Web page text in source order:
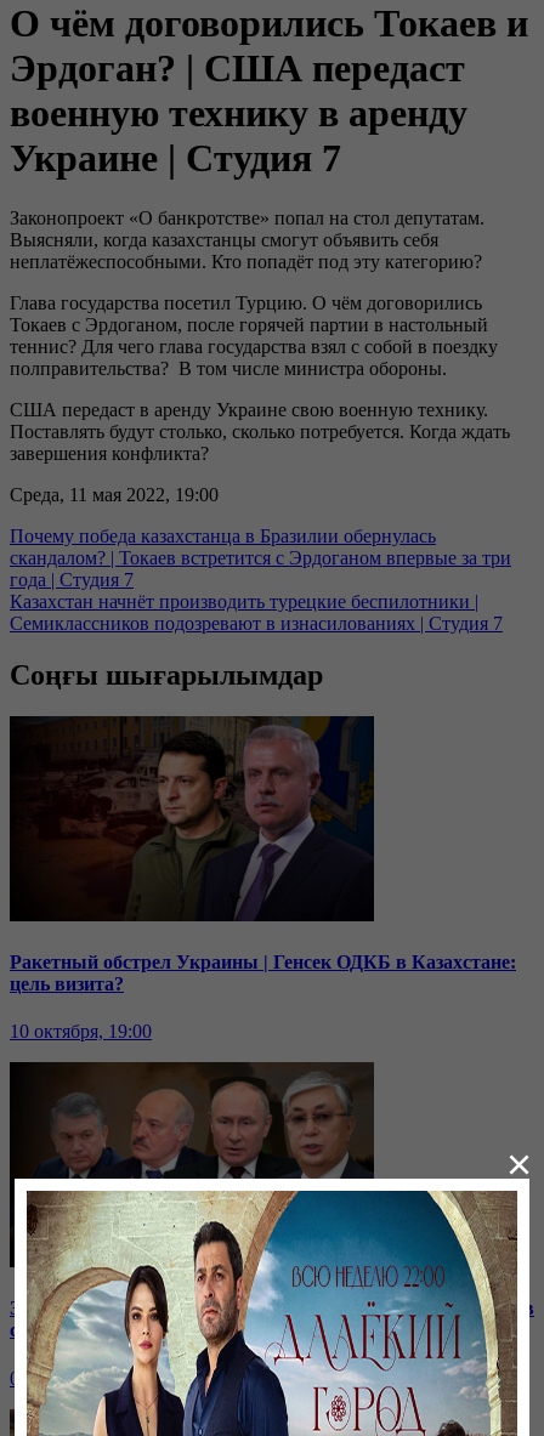
О чём договорились Токаев и
Эрдоган? | США передаст
военную технику в аренду
Украине | Студия 7
Законопроект «О банкротстве» попал на стол депутатам.
Выясняли, когда казахстанцы смогут объявить себя
неплатёжеспособными. Кто попадёт под эту категорию?
Глава государства посетил Турцию. О чём договорились
Токаев с Эрдоганом, после горячей партии в настольный
теннис? Для чего глава государства взял с собой в поездку
полправительства? В том числе министра обороны.
США передаст в аренду Украине свою военную технику.
Поставлять будут столько, сколько потребуется. Когда ждать
завершения конфликта?
Среда, 11 мая 2022, 19:00
Почему победа казахстанца в Бразилии обернулась
скандалом? | Токаев встретится с Эрдоганом впервые за три
года | Студия 7
Казахстан начнёт производить турецкие беспилотники |
Семиклассников подозревают в изнасилованиях | Студия 7
Соңғы шығарылымдар
Ракетный обстрел Украины | Генсек ОДКБ в Казахстане:
цель визита?
10 октября, 19:00
Зачем встретились лидеры стран СНГ? | Роль Казахстана в
строительстве нашей АЭС
07 октября, 19:00
×